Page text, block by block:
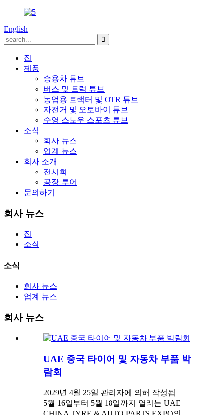
English
집
제품
승용차 튜브
버스 및 트럭 튜브
농업용 트랙터 및 OTR 튜브
자전거 및 오토바이 튜브
수영 스노우 스포츠 튜브
소식
회사 뉴스
업계 뉴스
회사 소개
전시회
공장 투어
문의하기
회사 뉴스
집
소식
소식
회사 뉴스
업계 뉴스
회사 뉴스
UAE 중국 타이어 및 자동차 부품 박
람회
2029년 4월 25일 관리자에 의해 작성됨
5월 16일부터 5월 18일까지 열리는 UAE
CHINA TYRE & AUTO PARTS EXPO의